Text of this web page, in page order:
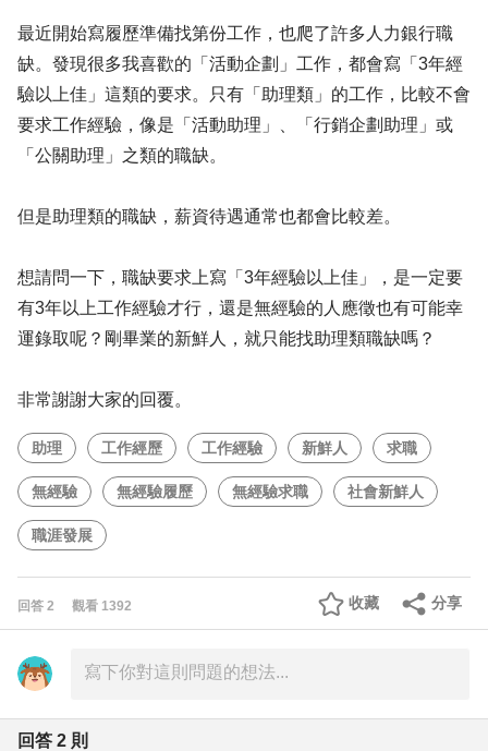
最近開始寫履歷準備找第份工作，也爬了許多人力銀行職
缺。發現很多我喜歡的「活動企劃」工作，都會寫「3年經
驗以上佳」這類的要求。只有「助理類」的工作，比較不會
要求工作經驗，像是「活動助理」、「行銷企劃助理」或
「公關助理」之類的職缺。
但是助理類的職缺，薪資待遇通常也都會比較差。
想請問一下，職缺要求上寫「3年經驗以上佳」，是一定要
有3年以上工作經驗才行，還是無經驗的人應徵也有可能幸
運錄取呢？剛畢業的新鮮人，就只能找助理類職缺嗎？
非常謝謝大家的回覆。
助理 工作經歷 工作經驗 新鮮人 求職
無經驗 無經驗履歷 無經驗求職 社會新鮮人
職涯發展
回答 2 觀看 1392 分享
收藏
回答 2 則